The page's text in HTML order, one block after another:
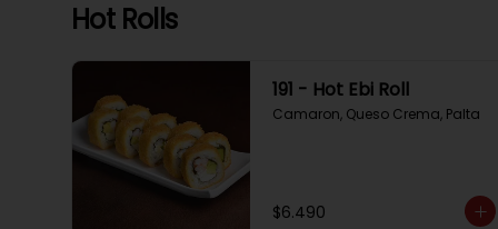
Hot Rolls
191 - Hot Ebi Roll
Camaron, Queso Crema, Palta
$6.490